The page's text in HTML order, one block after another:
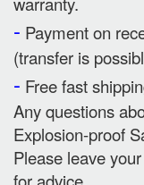
- Payment on
(transfer is
- Free fast
Any questions
Explosion-proof
Please leave